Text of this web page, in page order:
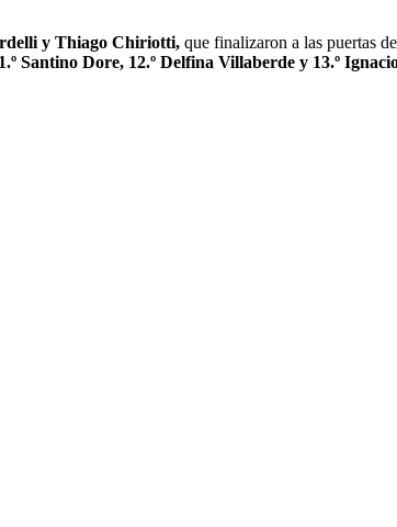
y Thiago Chiriotti, que finalizaron a las puertas
Santino Dore, 12.º Delfina Villaberde y 13.º